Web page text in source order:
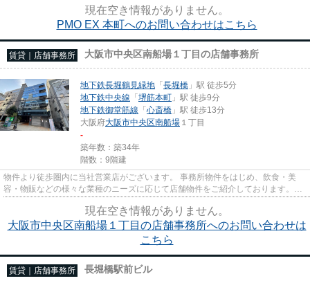
現在空き情報がありません。
PMO EX 本町へのお問い合わせはこちら
賃貸｜店舗事務所 大阪市中央区南船場１丁目の店舗事務所
地下鉄長堀鶴見緑地 「長堀橋 」駅 徒歩5分
地下鉄中央線 「堺筋本町 」駅 徒歩9分
地下鉄御堂筋線 「心斎橋 」駅 徒歩13分
大阪府大阪市中央区南船場 １丁目
-
築年数：築34年
階数：9階建
物件より徒歩圏内に当社営業店がございます。 事務所物件をはじめ、飲食・美
容・物販などの様々な業種のニーズに応じて店舗物件をご紹介しております。
尚、弊社ではおとり広告は一切...
現在空き情報がありません。
大阪市中央区南船場１丁目の店舗事務所へのお問い合わせは
こちら
賃貸｜店舗事務所 長堀橋駅前ビル